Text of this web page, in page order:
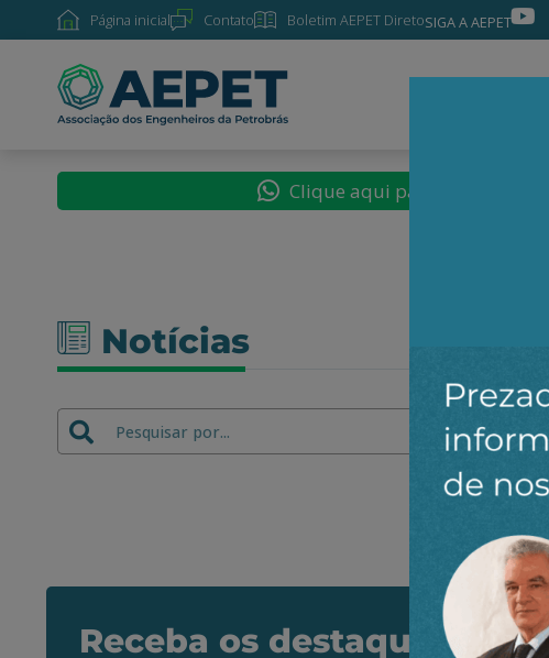
Página inicial Contato Boletim AEPET DiretoSIGA A AEPET
Clique aqui para seguir o
Notícias
Receba os destaques do